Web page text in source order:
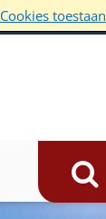
Cookies toestaan